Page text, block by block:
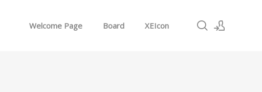
Welcome Page Board XEIcon